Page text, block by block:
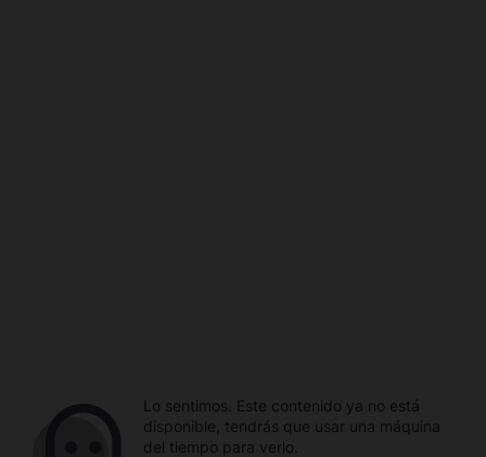
Lo sentimos. Este contenido ya no está
disponible, tendrás que usar una máquina
del tiempo para verlo.